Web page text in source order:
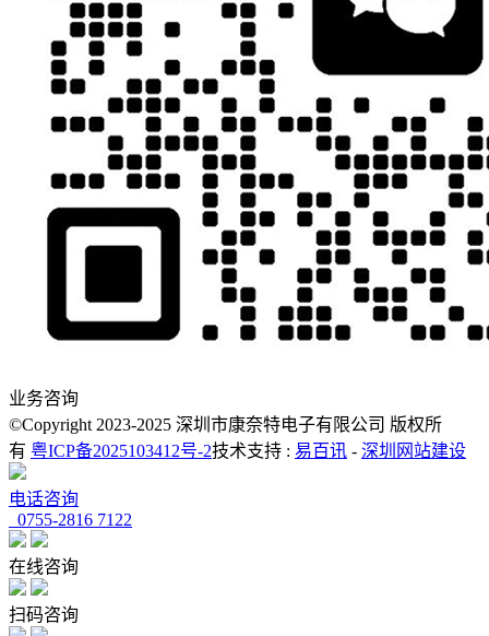
业务咨询
©Copyright 2023-2025 深圳市康奈特电子有限公司 版权所
有 粤ICP备2025103412号-2技术支持 : 易百讯 - 深圳网站建设
电话咨询
0755-2816 7122
在线咨询
扫码咨询